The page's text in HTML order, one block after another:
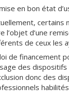
en bon état
certains
l’objet d’une
de ceux les
de financement
des
donc des